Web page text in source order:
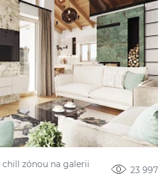
zónou na galerii
23 997